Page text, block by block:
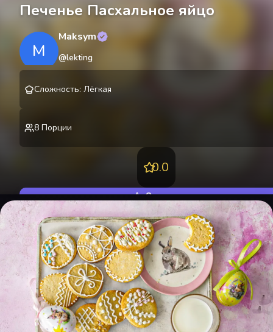
Печенье Пасхальное яйцо
M
Maksym
@lekting
Сложность: Лёгкая
8 Порции
0.0
Оценить